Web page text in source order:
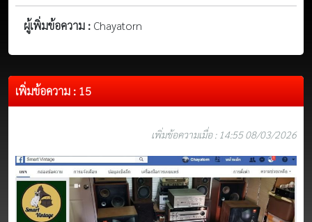
ผู้เพิ่มข้อความ : Chayatorn
เพิ่มข้อความ : 15
เพิ่มข้อความเมื่อ : 14:55 08/03/2026